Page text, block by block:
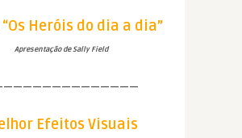
Heróis do dia a dia”
Apresentação de Sally Field
Efeitos Visuais